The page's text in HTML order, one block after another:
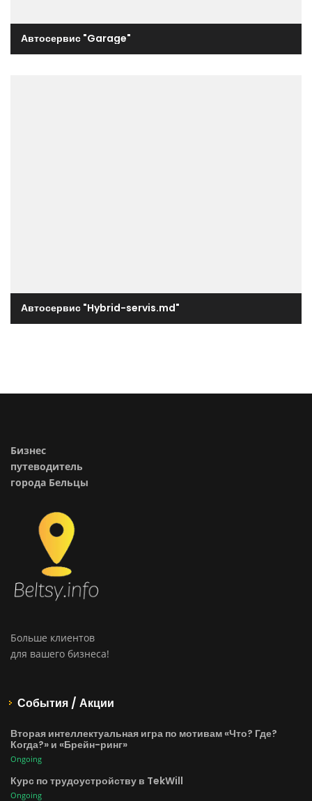
Автосервис "Garage"
Автосервис "Hybrid-servis.md"
Бизнес
путеводитель
города Бельцы
Больше клиентов
для вашего бизнеса!
События / Акции
Вторая интеллектуальная игра по мотивам «Что? Где?
Когда?» и «Брейн-ринг»
Ongoing
Курс по трудоустройству в TekWill
Ongoing